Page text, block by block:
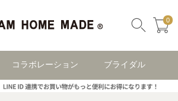
0
コラボレーション ブライダル